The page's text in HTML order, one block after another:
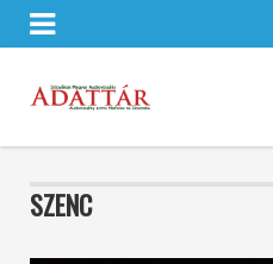
SZENC